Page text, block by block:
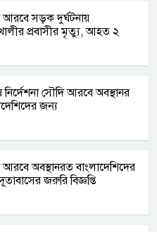
আরবে সড়ক দুর্ঘটনায়
প্রবাসীর মৃত্যু, আহত ২
নির্দেশনা সৌদি আরবে অবস্থানর
জন্য
অবস্থানরত বাংলাদেশিদের
জরুরি বিজ্ঞপ্তি